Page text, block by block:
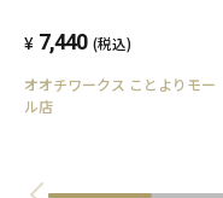
7,440 (税込)
オオチワークス ことよりモー
ル店